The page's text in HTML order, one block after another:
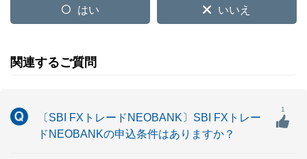
はい いいえ
関連するご質問
〔SBI FXトレードNEOBANK〕SBI FXトレー
ドNEOBANKの申込条件はありますか？
1